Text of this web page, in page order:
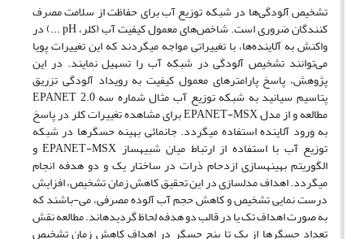
تشخیص آلودگی‌ها در شبکه توزیع آب برای حفاظت از سلامت مصرف
کنندگان ضروری است. شاخص‌های معمول کیفیت آب (کلر، pH ...) در
واکنش به آلاینده‌ها، با تغییراتی مواجه می‎گردند که این تغییرات پویا
می‌توانند تشخیص آلودگی در شبکه آب را تسهیل نمایند. در این
پژوهش، پاسخ پارامترهای معمول کیفیت به رویداد آلودگی تزریق
پتاسیم سیانید به شبکه توزیع آب مثال شماره سه EPANET 2.0
مطالعه و از مدل EPANET-MSX برای مشاهده تغییرات کلر در پاسخ
به ورود آلاینده استفاده می‎گردد. جانمائی بهینه حسگرها در شبکه
توزیع آب با استفاده از ارتباط میان شبیه‎ساز EPANET-MSX و
الگوریتم بهینه‎سازی ازدحام ذرات در ساختار یک و دو هدفه انجام
می‎گردد. اهداف مدلسازی در این تحقیق کاهش زمان تشخیص، افزایش
درست نمایی تشخیص و کاهش حجم آب آلوده مصرفی، می-باشند که
به صورت اهداف تک یا در قالب دو هدفه لحاظ گردیده‎اند. مطالعه نقش
تعداد حسگرها از یک تا پنج حسگر در اهداف کاهش زمان تشخیص